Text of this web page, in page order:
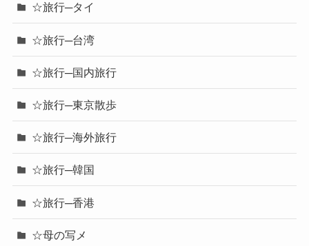
☆旅行─タイ
☆旅行─台湾
☆旅行─国内旅行
☆旅行─東京散歩
☆旅行─海外旅行
☆旅行─韓国
☆旅行─香港
☆母の写メ